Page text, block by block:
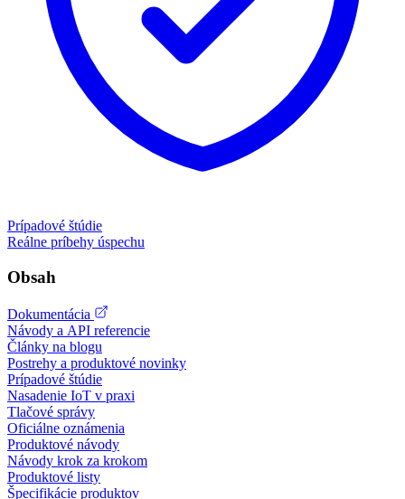
Prípadové štúdie
Reálne príbehy úspechu
Obsah
Dokumentácia
Návody a API referencie
Články na blogu
Postrehy a produktové novinky
Prípadové štúdie
Nasadenie IoT v praxi
Tlačové správy
Oficiálne oznámenia
Produktové návody
Návody krok za krokom
Produktové listy
Špecifikácie produktov